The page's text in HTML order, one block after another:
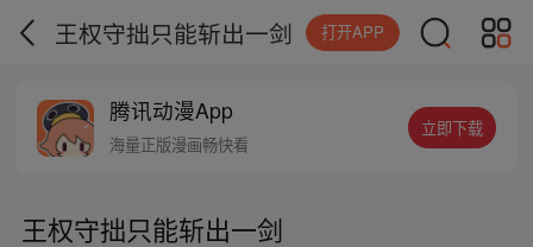
王权守拙只能斩出一剑 打开APP
腾讯动漫App
海量正版漫画畅快看
立即下载
王权守拙只能斩出一剑